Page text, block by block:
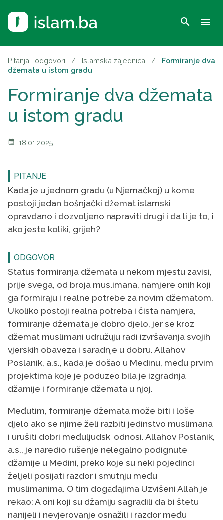
search menu
Pitanja i odgovori / Islamska zajednica /
Formiranje dva
džemata u istom gradu
Formiranje dva džemata
u istom gradu
calendar_month 18.01.2025.
PITANJE
Kada je u jednom gradu (u Njemačkoj) u kome
postoji jedan bošnjački džemat islamski
opravdano i dozvoljeno napraviti drugi i da li je to, i
ako jeste koliki, grijeh?
ODGOVOR
Status formiranja džemata u nekom mjestu zavisi,
prije svega, od broja muslimana, namjere onih koji
ga formiraju i realne potrebe za novim džematom.
Ukoliko postoji realna potreba i čista namjera,
formiranje džemata je dobro djelo, jer se kroz
džemat muslimani udružuju radi izvršavanja svojih
vjerskih obaveza i saradnje u dobru. Allahov
Poslanik, a.s., kada je došao u Medinu, među prvim
projektima koje je poduzeo bila je izgradnja
džamije i formiranje džemata u njoj.
Međutim, formiranje džemata može biti i loše
djelo ako se njime želi razbiti jedinstvo muslimana
i urušiti dobri međuljudski odnosi. Allahov Poslanik,
a.s., je naredio rušenje nelegalno podignute
džamije u Medini, preko koje su neki pojedinci
željeli posijati razdor i smutnju među
muslimanima. O tim događajima Uzvišeni Allah je
rekao: A oni koji su džamiju sagradili da bi štetu
nanijeli i nevjerovanje osnažili i razdor među